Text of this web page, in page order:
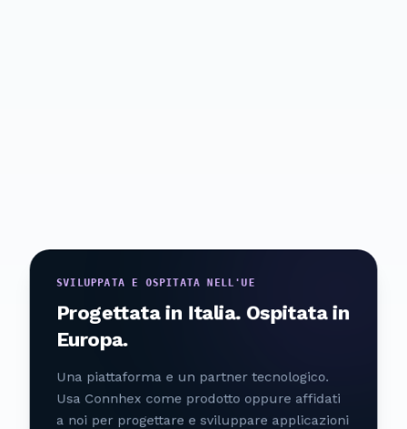
SVILUPPATA E OSPITATA NELL'UE
Progettata in Italia. Ospitata in
Europa.
Una piattaforma e un partner tecnologico.
Usa Connhex come prodotto oppure affidati
a noi per progettare e sviluppare applicazioni